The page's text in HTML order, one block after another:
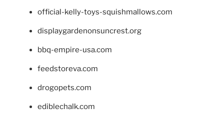
official-kelly-toys-squishmallows.com
displaygardenonsuncrest.org
bbq-empire-usa.com
feedstoreva.com
drogopets.com
ediblechalk.com